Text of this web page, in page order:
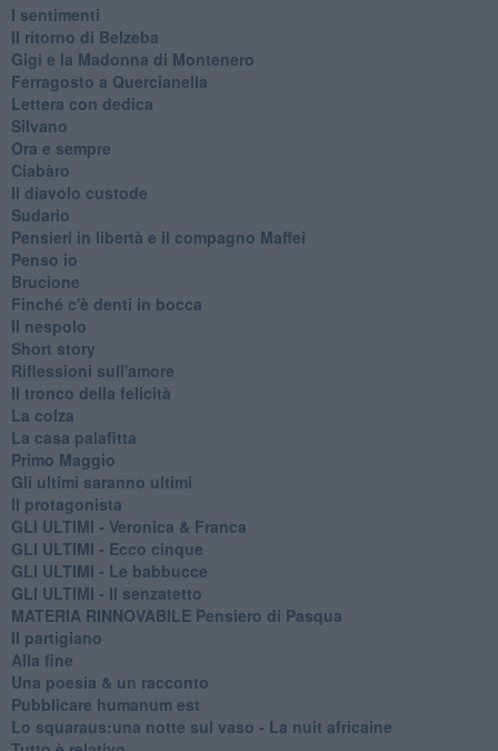
I sentimenti
Il ritorno di Belzeba
Gigi e la Madonna di Montenero
Ferragosto a Quercianella
Lettera con dedica
Silvano
Ora e sempre
Ciabàro
Il diavolo custode
Sudario
Pensieri in libertà e il compagno Maffei
Penso io
Brucione
Finché c'è denti in bocca
Il nespolo
Short story
Riflessioni sull'amore
Il tronco della felicità
La colza
La casa palafitta
Primo Maggio
Gli ultimi saranno ultimi
Il protagonista
GLI ULTIMI - Veronica & Franca
GLI ULTIMI - Ecco cinque
GLI ULTIMI - Le babbucce
GLI ULTIMI - Il senzatetto
MATERIA RINNOVABILE Pensiero di Pasqua
Il partigiano
Alla fine
Una poesia & un racconto
Pubblicare humanum est
Lo squaraus:una notte sul vaso - La nuit africaine